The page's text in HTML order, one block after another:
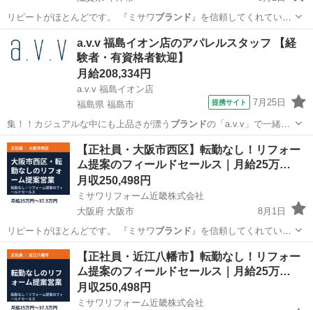
リピートがほとんどです。 『ミサワ ブランド 』を信頼してくれている
お客さまへのご…
営業 社会保険
a.v.v 福島イオン店のアパレルスタッフ 【経
験者・有資格者歓迎】
月給208,334円
a.v.v 福島イオン店
福島県 福島市
提携サイト 7月25日
集！！カジュアルな中にも上品さが漂う ブランドの「a.v.v」で一緒に
楽しく働きま…
福島 福島市 ファッション
【正社員・大阪市西区】転勤なし！リフォー
ム提案のフィールドセールス｜月給25万…
月収250,498円
ミサワリフォーム近畿株式会社
大阪府 大阪市
8月1日
リピートがほとんどです。 『ミサワ ブランド 』を信頼してくれている
お客さまへのご…
大阪 大阪市 営業 社会保険
【正社員・近江八幡市】転勤なし！リフォー
ム提案のフィールドセールス｜月給25万…
月収250,498円
ミサワリフォーム近畿株式会社